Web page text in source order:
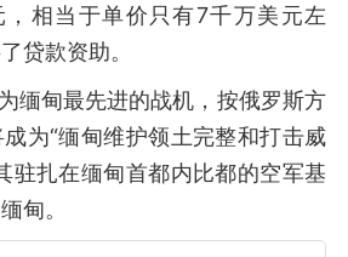
相当于单价只有7千万美元左
贷款资助。
缅甸最先进的战机，按俄罗斯方
为“缅甸维护领土完整和打击威
驻扎在缅甸首都内比都的空军基
甸。